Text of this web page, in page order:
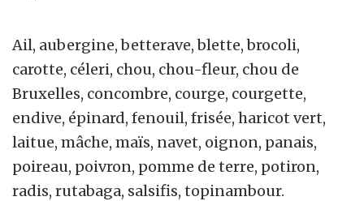
Ail, aubergine, betterave, blette, brocoli,
carotte, céleri, chou, chou-fleur, chou de
Bruxelles, concombre, courge, courgette,
endive, épinard, fenouil, frisée, haricot vert,
laitue, mâche, maïs, navet, oignon, panais,
poireau, poivron, pomme de terre, potiron,
radis, rutabaga, salsifis, topinambour.